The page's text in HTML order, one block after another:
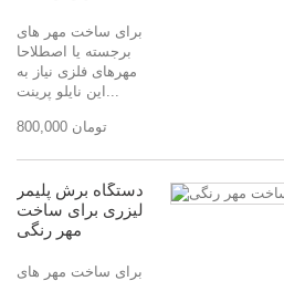
برای ساخت مهر های
برجسته یا اصطلاحا
مهرهای فلزی نیاز به
این نایلو پرینت...
800,000 تومان
دستگاه برش پلیمر
لیزری برای ساخت
مهر رنگی
برای ساخت مهر های